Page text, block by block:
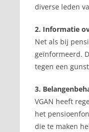
diverse leden
2. Informatie
Net als bij
geïnformeerd.
tegen een
3.
VGAN heeft
het
die te maken